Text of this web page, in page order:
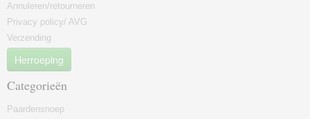
Annuleren/retourneren
Privacy policy/ AVG
Verzending
Herroeping
Categorieën
Paardensnoep